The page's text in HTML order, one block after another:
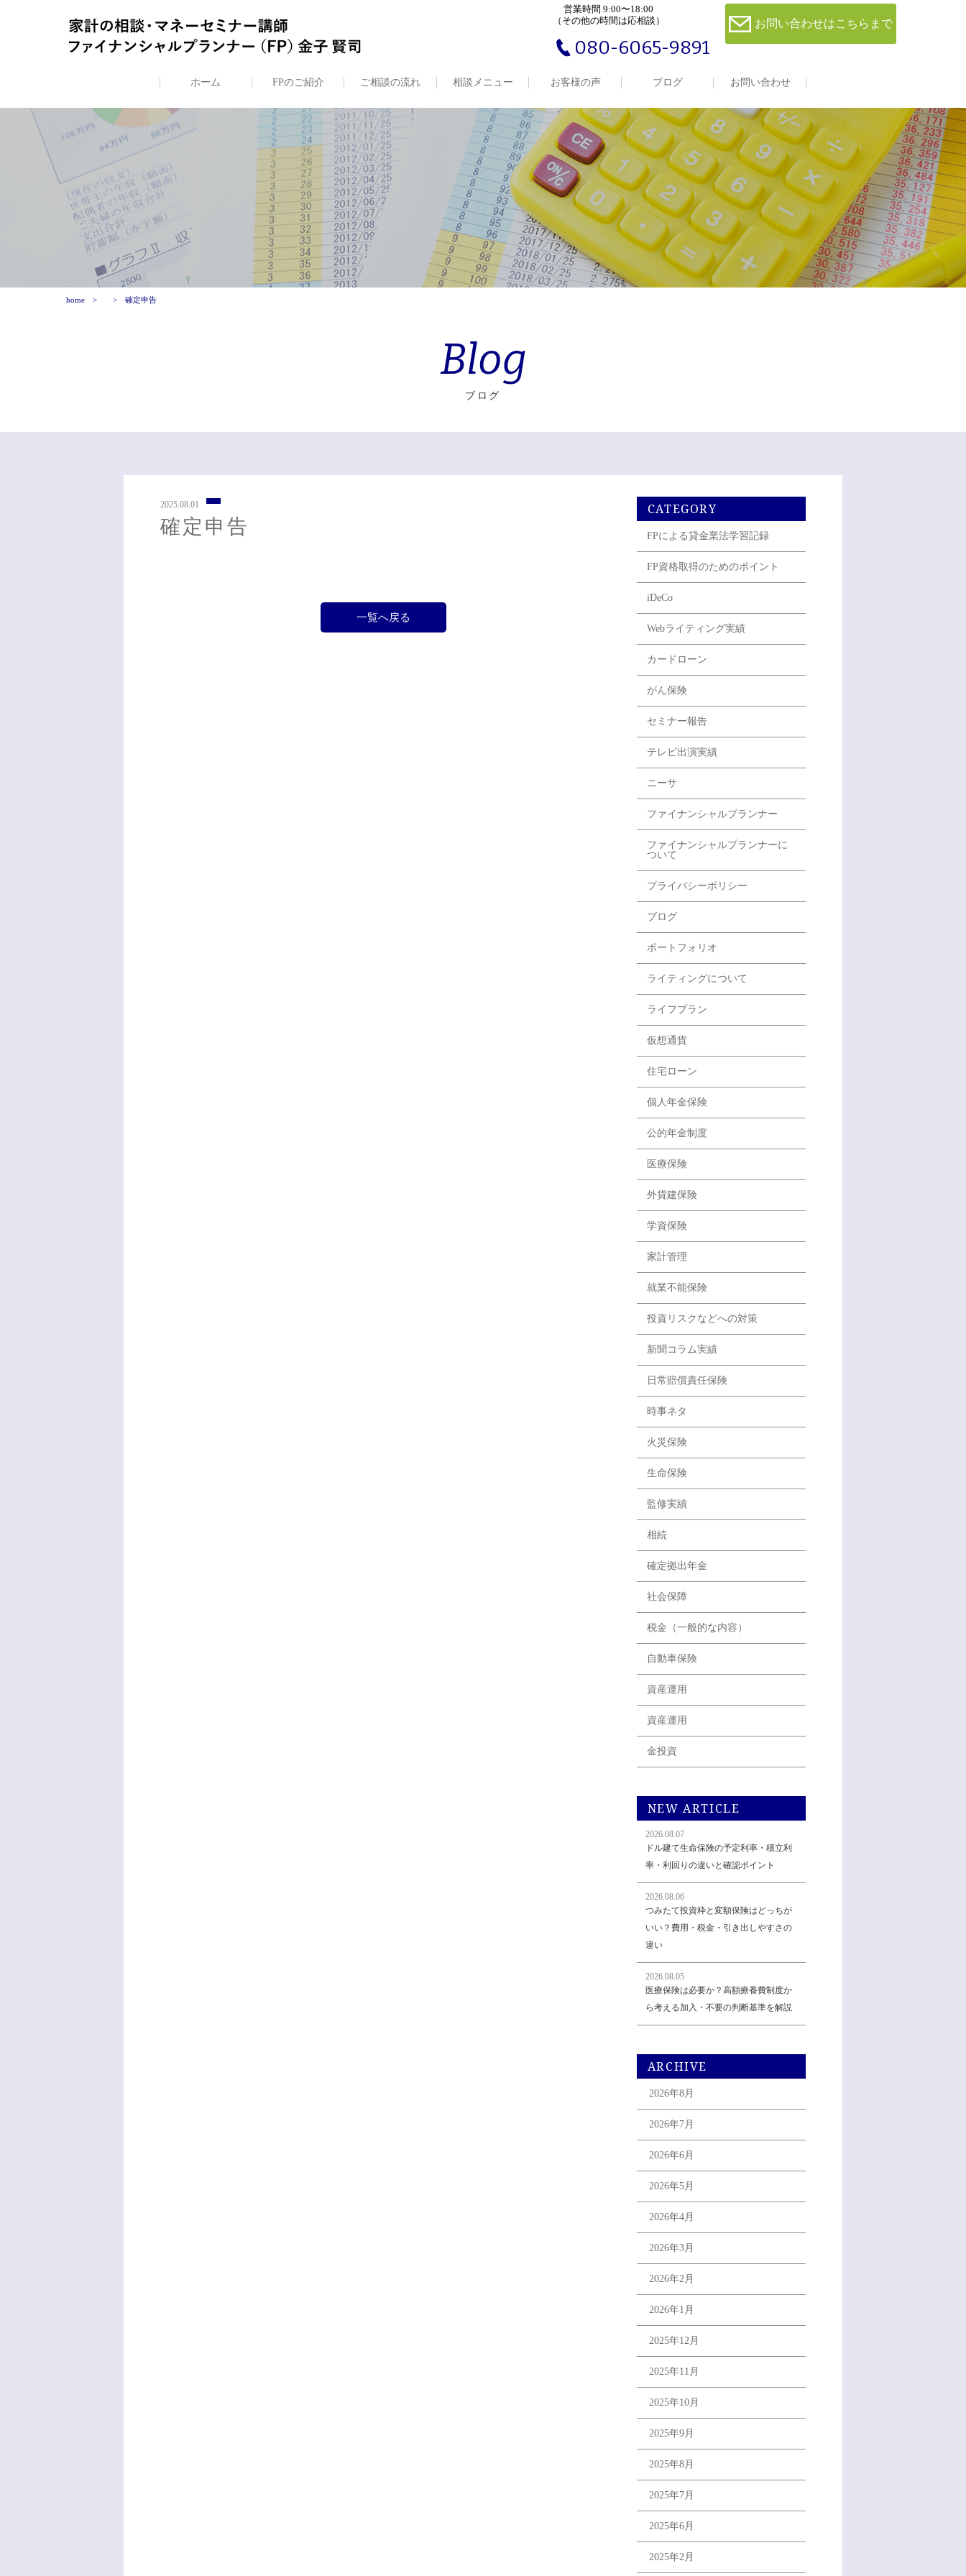
営業時間 9:00〜18:00
（その他の時間は応相談）
080-6065-9891
お問い合わせはこちらまで
ホーム FPのご紹介 ご相談の流れ 相談メニュー お客様の声 ブログ お問い合わせ
home 確定申告
Blog
ブログ
2025.08.01
確定申告
一覧へ戻る
CATEGORY
FPによる貸金業法学習記録
FP資格取得のためのポイント
iDeCo
Webライティング実績
カードローン
がん保険
セミナー報告
テレビ出演実績
ニーサ
ファイナンシャルプランナー
ファイナンシャルプランナーに
ついて
プライバシーポリシー
ブログ
ポートフォリオ
ライティングについて
ライフプラン
仮想通貨
住宅ローン
個人年金保険
公的年金制度
医療保険
外貨建保険
学資保険
家計管理
就業不能保険
投資リスクなどへの対策
新聞コラム実績
日常賠償責任保険
時事ネタ
火災保険
生命保険
監修実績
相続
確定拠出年金
社会保障
税金（一般的な内容）
自動車保険
資産運用
資産運用
金投資
NEW ARTICLE
2026.08.07
ドル建て生命保険の予定利率・積立利
率・利回りの違いと確認ポイント
2026.08.06
つみたて投資枠と変額保険はどっちが
いい？費用・税金・引き出しやすさの
違い
2026.08.05
医療保険は必要か？高額療養費制度か
ら考える加入・不要の判断基準を解説
ARCHIVE
2026年8月
2026年7月
2026年6月
2026年5月
2026年4月
2026年3月
2026年2月
2026年1月
2025年12月
2025年11月
2025年10月
2025年9月
2025年8月
2025年7月
2025年6月
2025年2月